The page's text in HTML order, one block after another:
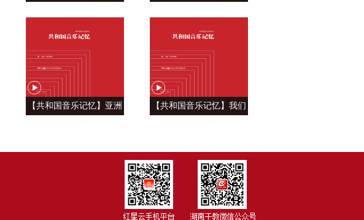
《红旗飘飘》
原》
【共和国音乐记忆】亚洲
【共和国音乐记忆】我们